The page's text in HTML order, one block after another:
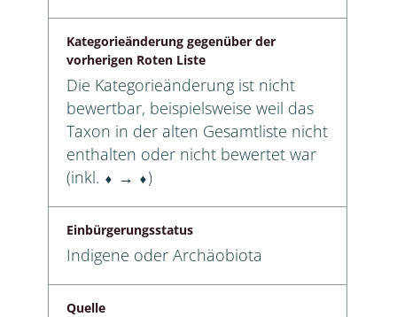
Kategorieänderung gegenüber der
vorherigen Roten Liste
Die Kategorieänderung ist nicht
bewertbar, beispielsweise weil das
Taxon in der alten Gesamtliste nicht
enthalten oder nicht bewertet war
(inkl. ⬧ → ⬧)
Einbürgerungsstatus
Indigene oder Archäobiota
Quelle